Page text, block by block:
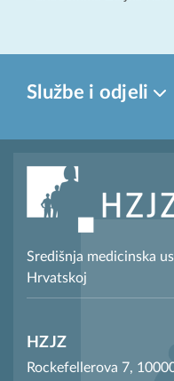
Službe i odjeli
Središnja medicinska
Hrvatskoj
HZJZ
Rockefellerova 7,